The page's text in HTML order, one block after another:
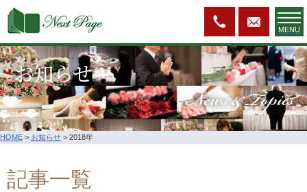
MENU
お知らせ News & Topics
HOME > お知らせ > 2018年
記事一覧